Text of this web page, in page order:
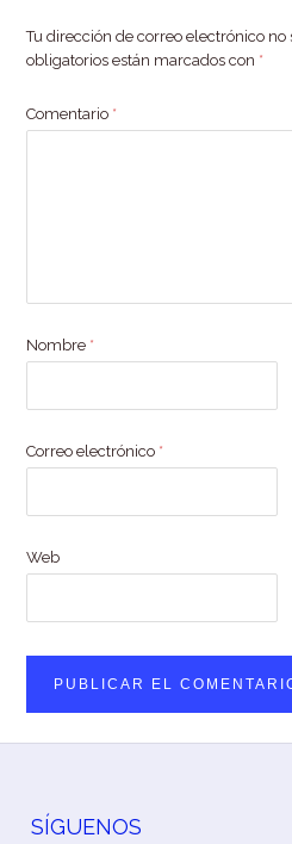
Tu dirección de correo electrónico no
obligatorios están marcados con *
Comentario *
Nombre *
Correo electrónico *
Web
SÍGUENOS